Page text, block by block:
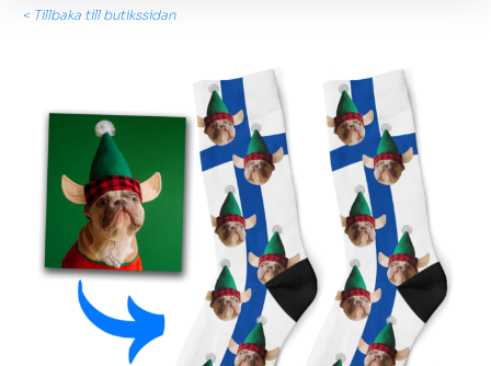
< Tillbaka till butikssidan